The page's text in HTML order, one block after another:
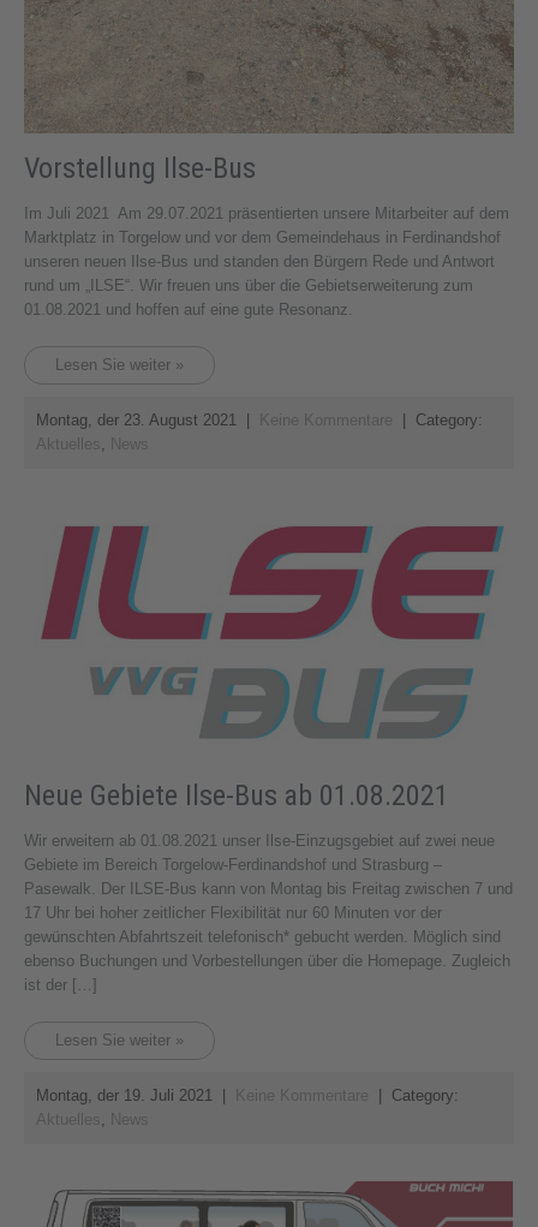
Vorstellung Ilse-Bus
Im Juli 2021 Am 29.07.2021 präsentierten unsere Mitarbeiter auf dem
Marktplatz in Torgelow und vor dem Gemeindehaus in Ferdinandshof
unseren neuen Ilse-Bus und standen den Bürgern Rede und Antwort
rund um „ILSE“. Wir freuen uns über die Gebietserweiterung zum
01.08.2021 und hoffen auf eine gute Resonanz.
Lesen Sie weiter »
Montag, der 23. August 2021 Keine Kommentare
| Category:
Aktuelles, News
Neue Gebiete Ilse-Bus ab 01.08.2021
Wir erweitern ab 01.08.2021 unser Ilse-Einzugsgebiet auf zwei neue
Gebiete im Bereich Torgelow-Ferdinandshof und Strasburg –
Pasewalk. Der ILSE-Bus kann von Montag bis Freitag zwischen 7 und
17 Uhr bei hoher zeitlicher Flexibilität nur 60 Minuten vor der
gewünschten Abfahrtszeit telefonisch* gebucht werden. Möglich sind
ebenso Buchungen und Vorbestellungen über die Homepage. Zugleich
ist der […]
Lesen Sie weiter »
Montag, der 19. Juli 2021 Keine Kommentare
| Category:
Aktuelles, News